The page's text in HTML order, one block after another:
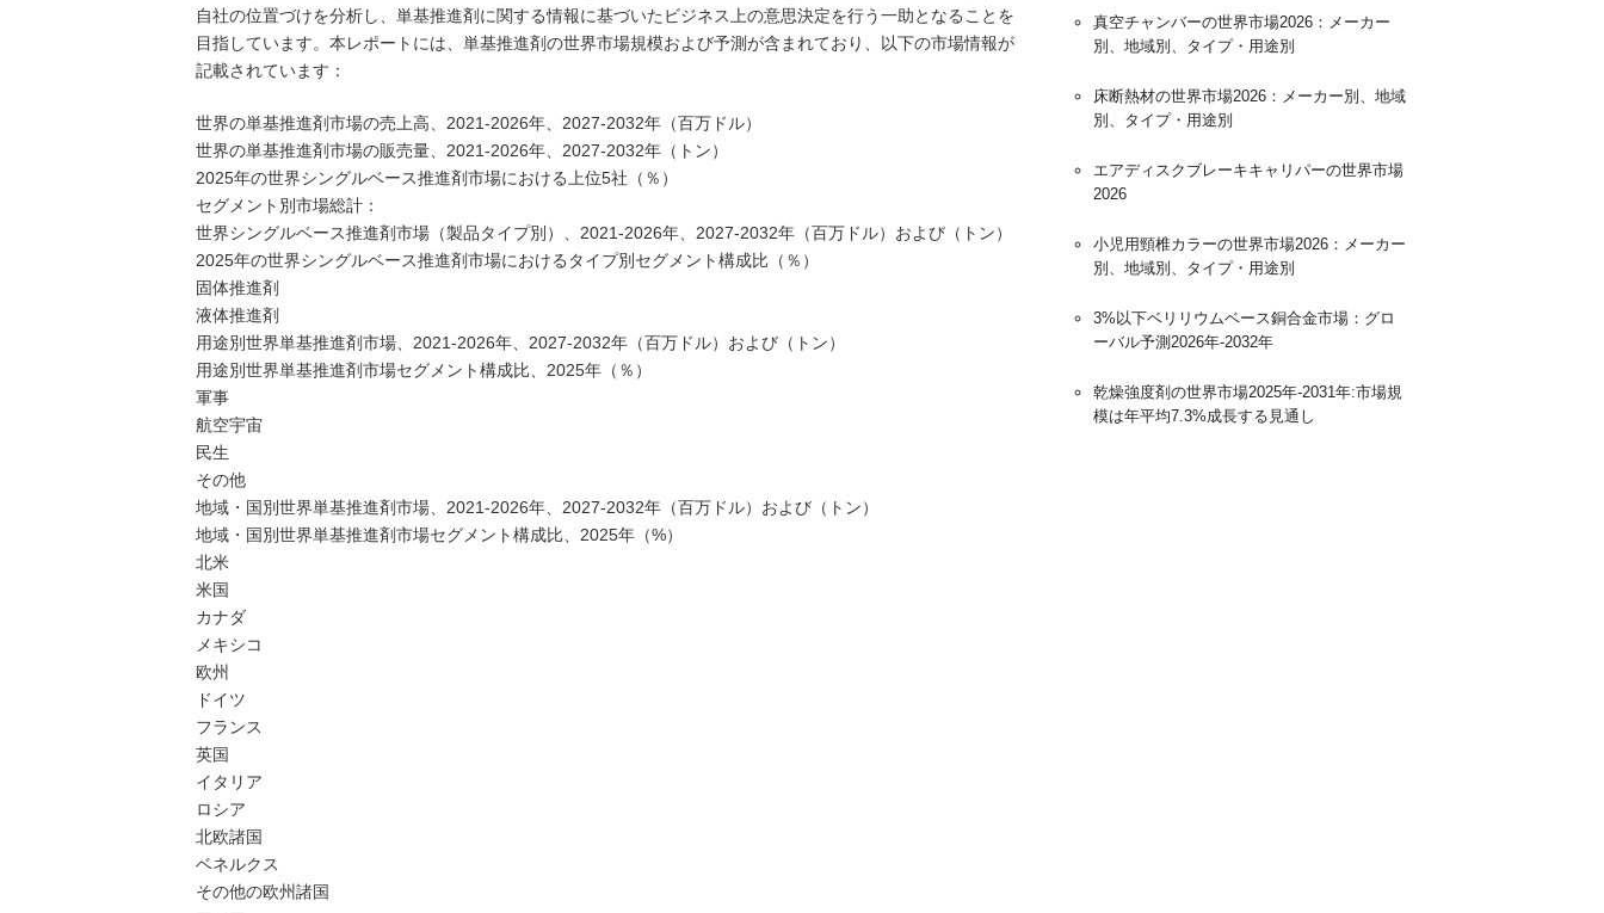
自社の位置づけを分析し、単基推進剤に関する情報に基づいたビジネス上の意思決定を行う一助となることを
目指しています。本レポートには、単基推進剤の世界市場規模および予測が含まれており、以下の市場情報が
記載されています：
世界の単基推進剤市場の売上高、2021-2026年、2027-2032年（百万ドル）
世界の単基推進剤市場の販売量、2021-2026年、2027-2032年（トン）
2025年の世界シングルベース推進剤市場における上位5社（％）
セグメント別市場総計：
世界シングルベース推進剤市場（製品タイプ別）、2021-2026年、2027-2032年（百万ドル）および（トン）
2025年の世界シングルベース推進剤市場におけるタイプ別セグメント構成比（％）
固体推進剤
液体推進剤
用途別世界単基推進剤市場、2021-2026年、2027-2032年（百万ドル）および（トン）
用途別世界単基推進剤市場セグメント構成比、2025年（％）
軍事
航空宇宙
民生
その他
地域・国別世界単基推進剤市場、2021-2026年、2027-2032年（百万ドル）および（トン）
地域・国別世界単基推進剤市場セグメント構成比、2025年（%）
北米
米国
カナダ
メキシコ
欧州
ドイツ
フランス
英国
イタリア
ロシア
北欧諸国
ベネルクス
その他の欧州諸国
真空チャンバーの世界市場2026：メーカー
別、地域別、タイプ・用途別
床断熱材の世界市場2026：メーカー別、地域
別、タイプ・用途別
エアディスクブレーキキャリパーの世界市場
2026
小児用頸椎カラーの世界市場2026：メーカー
別、地域別、タイプ・用途別
3%以下ベリリウムベース銅合金市場：グロ
ーバル予測2026年-2032年
乾燥強度剤の世界市場2025年-2031年:市場規
模は年平均7.3%成長する見通し